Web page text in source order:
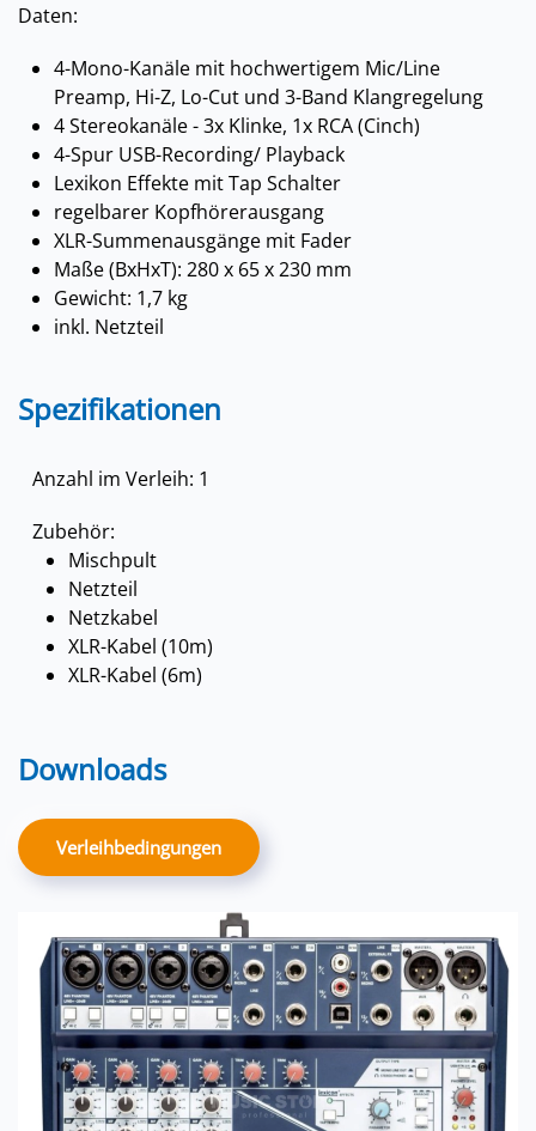
Daten:
4-Mono-Kanäle mit hochwertigem Mic/Line
Preamp, Hi-Z, Lo-Cut und 3-Band Klangregelung
4 Stereokanäle - 3x Klinke, 1x RCA (Cinch)
4-Spur USB-Recording/ Playback
Lexikon Effekte mit Tap Schalter
regelbarer Kopfhörerausgang
XLR-Summenausgänge mit Fader
Maße (BxHxT): 280 x 65 x 230 mm
Gewicht: 1,7 kg
inkl. Netzteil
Spezifikationen
Anzahl im Verleih: 1
Zubehör:
Mischpult
Netzteil
Netzkabel
XLR-Kabel (10m)
XLR-Kabel (6m)
Downloads
Verleihbedingungen